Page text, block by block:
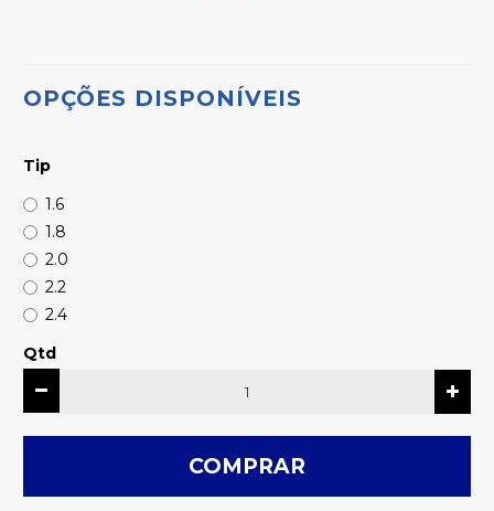
OPÇÕES DISPONÍVEIS
Tip
1.6
1.8
2.0
2.2
2.4
Qtd
COMPRAR